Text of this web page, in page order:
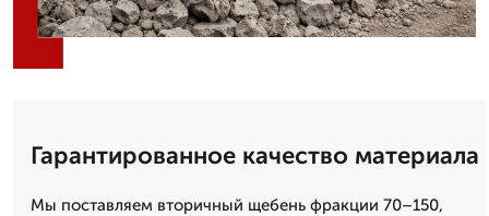
Гарантированное качество материала
Мы поставляем вторичный щебень фракции 70–150,